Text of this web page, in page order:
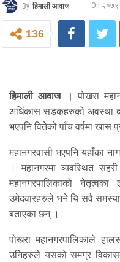
By हिमाली आवाज On २०७९
136
हिमाली आवाज । पोखरा
अधिंकास सडकहरुको अवस्था
भएपनि वितेको पाँच वर्षमा खास
महानगरवासी भएपनि यहाँका
। महानगरमा व्यवस्थित
महानगरपालिकाको
उमेदवारहरुले भने यि सवै
बताएका छन् ।
पोखरा महानगरपालिकाले
उनिहरुले यसको समग्र